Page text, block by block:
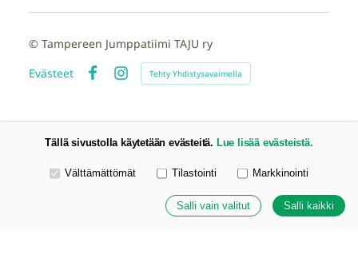
© Tampereen Jumppatiimi TAJU ry
Evästeet
Instagram
Tehty Yhdistysavaimella
Tällä sivustolla käytetään evästeitä. Lue lisää evästeistä.
Valitse käytettävät evästeet
Välttämättömät Tilastointi Markkinointi
Salli vain valitut Salli kaikki